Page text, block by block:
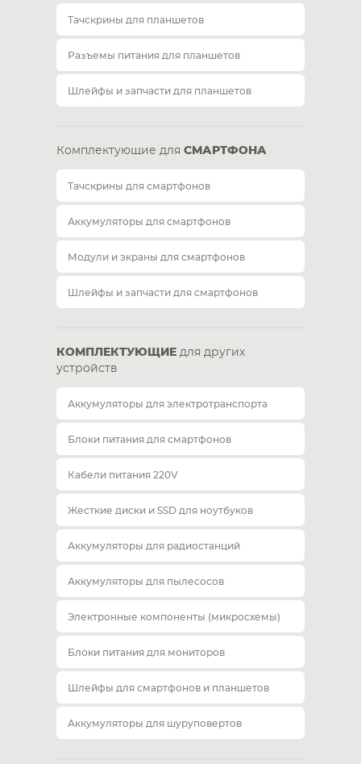
Тачскрины для планшетов
Разъемы питания для планшетов
Шлейфы и запчасти для планшетов
Комплектующие для СМАРТФОНА
Тачскрины для смартфонов
Аккумуляторы для смартфонов
Модули и экраны для смартфонов
Шлейфы и запчасти для смартфонов
КОМПЛЕКТУЮЩИЕ для других
устройств
Аккумуляторы для электротранспорта
Блоки питания для смартфонов
Кабели питания 220V
Жесткие диски и SSD для ноутбуков
Аккумуляторы для радиостанций
Аккумуляторы для пылесосов
Электронные компоненты (микросхемы)
Блоки питания для мониторов
Шлейфы для смартфонов и планшетов
Аккумуляторы для шуруповертов